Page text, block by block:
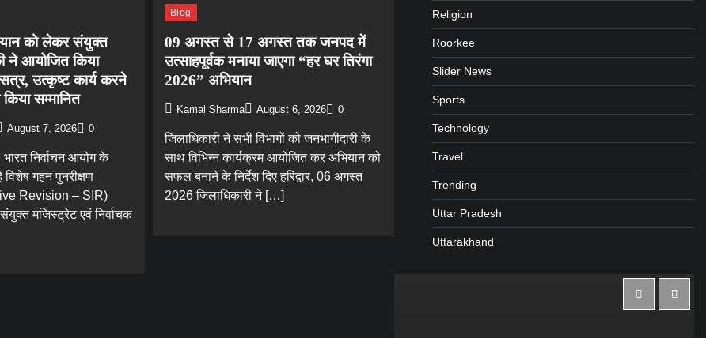
को लेकर संयुक्त
ने आयोजित किया
उत्कृष्ट कार्य करने
सम्मानित
August 7, 2026 0
निर्वाचन आयोग के
विशेष गहन पुनरीक्षण
Revision – SIR)
मजिस्ट्रेट एवं निर्वाचक
Blog
09 अगस्त से 17 अगस्त तक जनपद में
उत्साहपूर्वक मनाया जाएगा “हर घर तिरंगा
2026” अभियान
Kamal Sharma August 6, 2026 0
जिलाधिकारी ने सभी विभागों को जनभागीदारी के
साथ विभिन्न कार्यक्रम आयोजित कर अभियान को
सफल बनाने के निर्देश दिए हरिद्वार, 06 अगस्त
2026 जिलाधिकारी ने […]
Religion
Roorkee
Slider News
Sports
Technology
Travel
Trending
Uttar Pradesh
Uttarakhand